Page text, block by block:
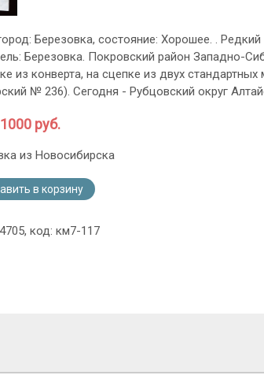
Березовка, состояние: Хорошее. .
Березовка. Покровский район Западно-
из конверта, на сцепке из двух стандартных
№ 236). Сегодня - Рубцовский округ
1000 руб.
из Новосибирска
в корзину
код: км7-117